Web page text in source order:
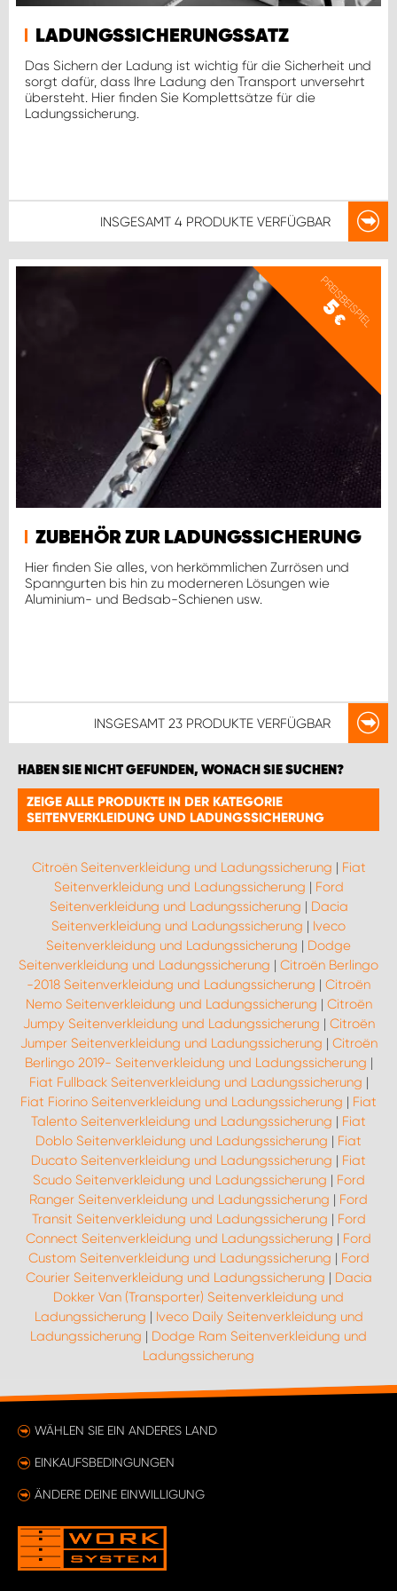
LADUNGSSICHERUNGSSATZ
Das Sichern der Ladung ist wichtig für die Sicherheit und
sorgt dafür, dass Ihre Ladung den Transport unversehrt
übersteht. Hier finden Sie Komplettsätze für die
Ladungssicherung.
INSGESAMT 4 PRODUKTE VERFÜGBAR
PREISBEISPIEL
5
€
ZUBEHÖR ZUR LADUNGSSICHERUNG
Hier finden Sie alles, von herkömmlichen Zurrösen und
Spanngurten bis hin zu moderneren Lösungen wie
Aluminium- und Bedsab-Schienen usw.
INSGESAMT 23 PRODUKTE VERFÜGBAR
HABEN SIE NICHT GEFUNDEN, WONACH SIE SUCHEN?
ZEIGE ALLE PRODUKTE IN DER KATEGORIE
SEITENVERKLEIDUNG UND LADUNGSSICHERUNG
Citroën Seitenverkleidung und Ladungssicherung | Fiat
Seitenverkleidung und Ladungssicherung | Ford
Seitenverkleidung und Ladungssicherung | Dacia
Seitenverkleidung und Ladungssicherung | Iveco
Seitenverkleidung und Ladungssicherung | Dodge
Seitenverkleidung und Ladungssicherung | Citroën Berlingo
-2018 Seitenverkleidung und Ladungssicherung | Citroën
Nemo Seitenverkleidung und Ladungssicherung | Citroën
Jumpy Seitenverkleidung und Ladungssicherung | Citroën
Jumper Seitenverkleidung und Ladungssicherung | Citroën
Berlingo 2019- Seitenverkleidung und Ladungssicherung |
Fiat Fullback Seitenverkleidung und Ladungssicherung |
Fiat Fiorino Seitenverkleidung und Ladungssicherung | Fiat
Talento Seitenverkleidung und Ladungssicherung | Fiat
Doblo Seitenverkleidung und Ladungssicherung | Fiat
Ducato Seitenverkleidung und Ladungssicherung | Fiat
Scudo Seitenverkleidung und Ladungssicherung | Ford
Ranger Seitenverkleidung und Ladungssicherung | Ford
Transit Seitenverkleidung und Ladungssicherung | Ford
Connect Seitenverkleidung und Ladungssicherung | Ford
Custom Seitenverkleidung und Ladungssicherung | Ford
Courier Seitenverkleidung und Ladungssicherung | Dacia
Dokker Van (Transporter) Seitenverkleidung und
Ladungssicherung | Iveco Daily Seitenverkleidung und
Ladungssicherung | Dodge Ram Seitenverkleidung und
Ladungssicherung
WÄHLEN SIE EIN ANDERES LAND
EINKAUFSBEDINGUNGEN
ÄNDERE DEINE EINWILLIGUNG